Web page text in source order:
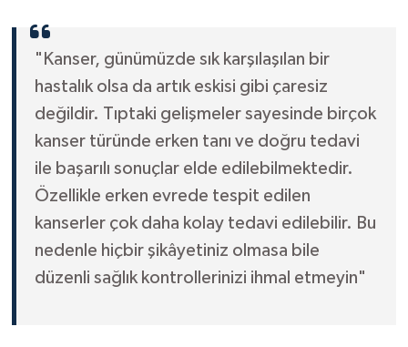
"Kanser, günümüzde sık karşılaşılan bir
hastalık olsa da artık eskisi gibi çaresiz
değildir. Tıptaki gelişmeler sayesinde birçok
kanser türünde erken tanı ve doğru tedavi
ile başarılı sonuçlar elde edilebilmektedir.
Özellikle erken evrede tespit edilen
kanserler çok daha kolay tedavi edilebilir. Bu
nedenle hiçbir şikâyetiniz olmasa bile
düzenli sağlık kontrollerinizi ihmal etmeyin"